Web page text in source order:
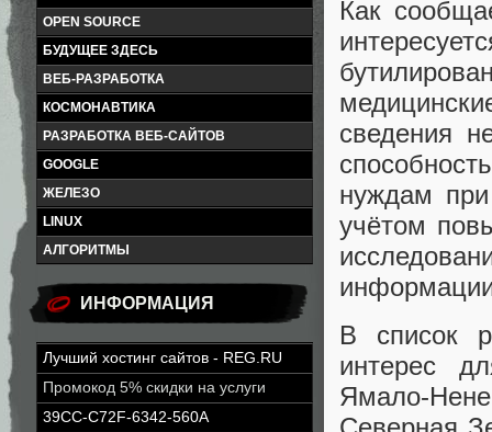
OPEN SOURCE
БУДУЩЕЕ ЗДЕСЬ
ВЕБ-РАЗРАБОТКА
КОСМОНАВТИКА
РАЗРАБОТКА ВЕБ-САЙТОВ
GOOGLE
ЖЕЛЕЗО
LINUX
АЛГОРИТМЫ
ИНФОРМАЦИЯ
Лучший хостинг сайтов - REG.RU
Промокод 5% скидки на услуги
39CC-C72F-6342-560A
Как
сведения
нуждам при
учётом
В список
интерес
Ямало-